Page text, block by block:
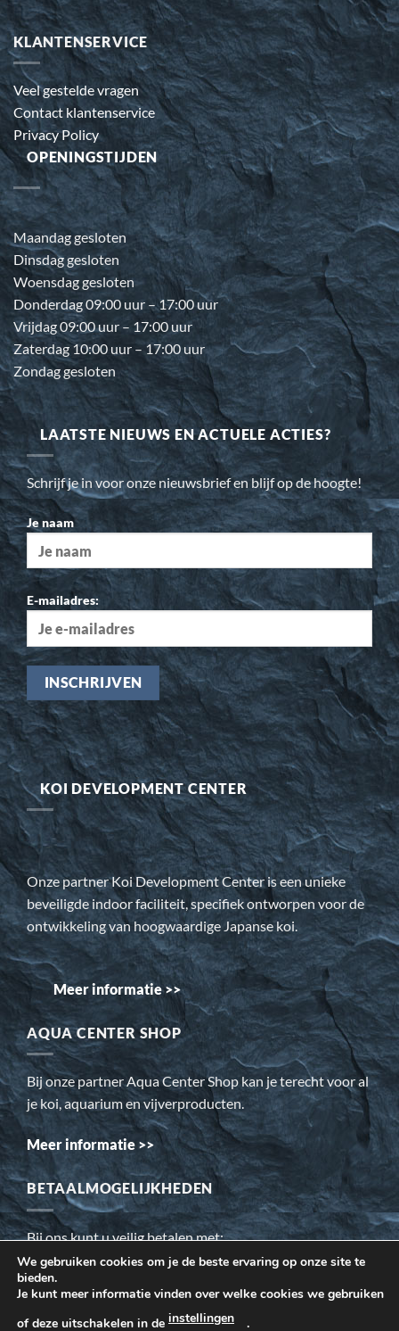
KLANTENSERVICE
Veel gestelde vragen
Contact klantenservice
Privacy Policy
OPENINGSTIJDEN
Maandag gesloten
Dinsdag gesloten
Woensdag gesloten
Donderdag 09:00 uur – 17:00 uur
Vrijdag 09:00 uur – 17:00 uur
Zaterdag 10:00 uur – 17:00 uur
Zondag gesloten
LAATSTE NIEUWS EN ACTUELE ACTIES?
Schrijf je in voor onze nieuwsbrief en blijf op de hoogte!
Je naam
E-mailadres:
KOI DEVELOPMENT CENTER
Onze partner Koi Development Center is een unieke
beveiligde indoor faciliteit, specifiek ontworpen voor de
ontwikkeling van hoogwaardige Japanse koi.
Meer informatie >>
AQUA CENTER SHOP
Bij onze partner Aqua Center Shop kan je terecht voor al
je koi, aquarium en vijverproducten.
Meer informatie >>
BETAALMOGELIJKHEDEN
Bij ons kunt u veilig betalen met:
We gebruiken cookies om je de beste ervaring op onze site te
bieden.
Je kunt meer informatie vinden over welke cookies we gebruiken
of deze uitschakelen in de instellingen .
Wij gebruiken cookies om ervoor te zorgen dat onze website
voor de bezoeker beter werkt. Daarnaast gebruiken wij o.a.